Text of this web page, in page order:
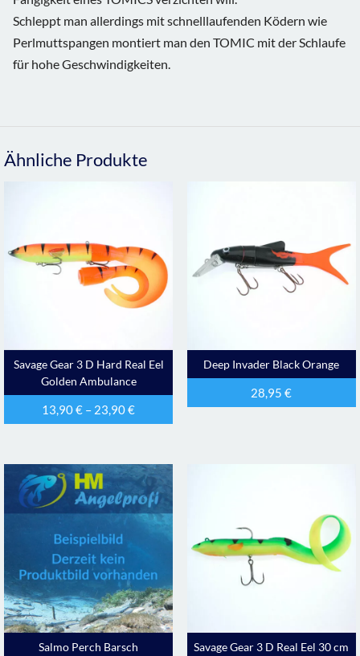
Schleppt man allerdings mit schnelllaufenden Ködern wie
Perlmuttspangen montiert man den TOMIC mit der Schlaufe
für hohe Geschwindigkeiten.
Ähnliche Produkte
Savage Gear 3 D Hard Real Eel
Golden Ambulance
13,90€ – 23,90€
Deep Invader Black Orange
28,95€
Salmo Perch Barsch
Savage Gear 3 D Real Eel 30 cm